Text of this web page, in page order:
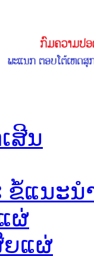
ສີນ
ຂໍ້ແນະນ
ຜ່
ຍແຜ່